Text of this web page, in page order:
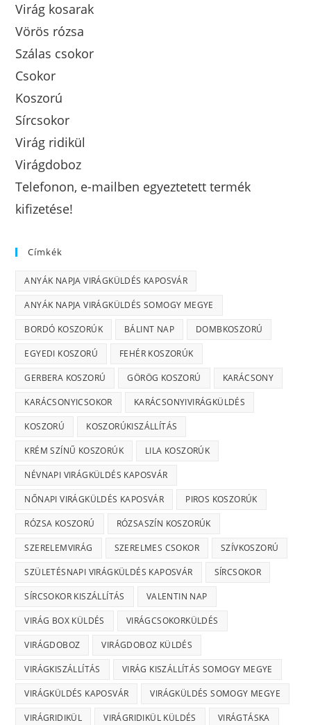
Virág kosarak
Vörös rózsa
Szálas csokor
Csokor
Koszorú
Sírcsokor
Virág ridikül
Virágdoboz
Telefonon, e-mailben egyeztetett termék
kifizetése!
Címkék
ANYÁK NAPJA VIRÁGKÜLDÉS KAPOSVÁR
ANYÁK NAPJA VIRÁGKÜLDÉS SOMOGY MEGYE
BORDÓ KOSZORÚK BÁLINT NAP DOMBKOSZORÚ
EGYEDI KOSZORÚ FEHÉR KOSZORÚK
GERBERA KOSZORÚ GÖRÖG KOSZORÚ KARÁCSONY
KARÁCSONYICSOKOR KARÁCSONYIVIRÁGKÜLDÉS
KOSZORÚ KOSZORÚKISZÁLLÍTÁS
KRÉM SZÍNŰ KOSZORÚK LILA KOSZORÚK
NÉVNAPI VIRÁGKÜLDÉS KAPOSVÁR
NŐNAPI VIRÁGKÜLDÉS KAPOSVÁR PIROS KOSZORÚK
RÓZSA KOSZORÚ RÓZSASZÍN KOSZORÚK
SZERELEMVIRÁG SZERELMES CSOKOR SZÍVKOSZORÚ
SZÜLETÉSNAPI VIRÁGKÜLDÉS KAPOSVÁR SÍRCSOKOR
SÍRCSOKOR KISZÁLLÍTÁS VALENTIN NAP
VIRÁG BOX KÜLDÉS VIRÁGCSOKORKÜLDÉS
VIRÁGDOBOZ VIRÁGDOBOZ KÜLDÉS
VIRÁGKISZÁLLÍTÁS VIRÁG KISZÁLLÍTÁS SOMOGY MEGYE
VIRÁGKÜLDÉS KAPOSVÁR VIRÁGKÜLDÉS SOMOGY MEGYE
VIRÁGRIDIKÜL VIRÁGRIDIKÜL KÜLDÉS VIRÁGTÁSKA